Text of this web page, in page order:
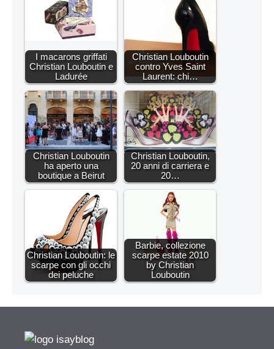
I macarons griffati
Christian Louboutin e
Ladurée
Christian Louboutin
contro Yves Saint
Laurent: chi…
Christian Louboutin
ha aperto una
boutique a Beirut
Christian Louboutin,
20 anni di carriera e
20…
Christian Louboutin: le
scarpe con gli occhi
dei peluche
Barbie, collezione
scarpe estate 2010
by Christian
Louboutin